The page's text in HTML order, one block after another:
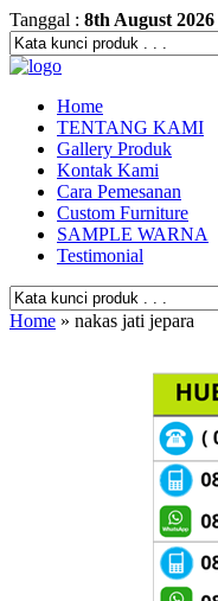
Tanggal : 8th August 2026
Home
TENTANG KAMI
Gallery Produk
Kontak Kami
Cara Pemesanan
Custom Furniture
SAMPLE WARNA
Testimonial
Home » nakas jati jepara